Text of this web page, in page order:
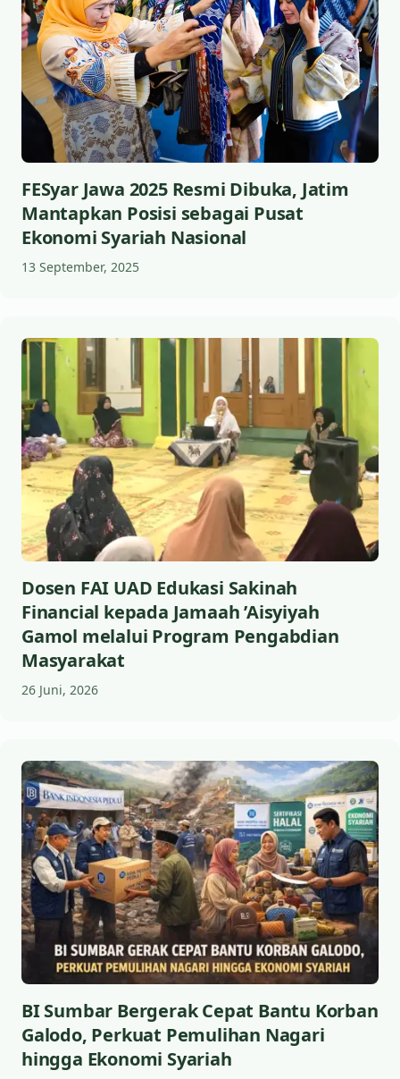
FESyar Jawa 2025 Resmi Dibuka, Jatim
Mantapkan Posisi sebagai Pusat
Ekonomi Syariah Nasional
13 September, 2025
Dosen FAI UAD Edukasi Sakinah
Financial kepada Jamaah ’Aisyiyah
Gamol melalui Program Pengabdian
Masyarakat
26 Juni, 2026
BI Sumbar Bergerak Cepat Bantu Korban
Galodo, Perkuat Pemulihan Nagari
hingga Ekonomi Syariah